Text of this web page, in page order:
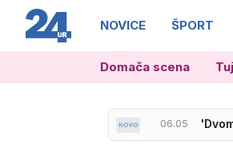
NOVICE ŠPORT
Domača scena
06.05